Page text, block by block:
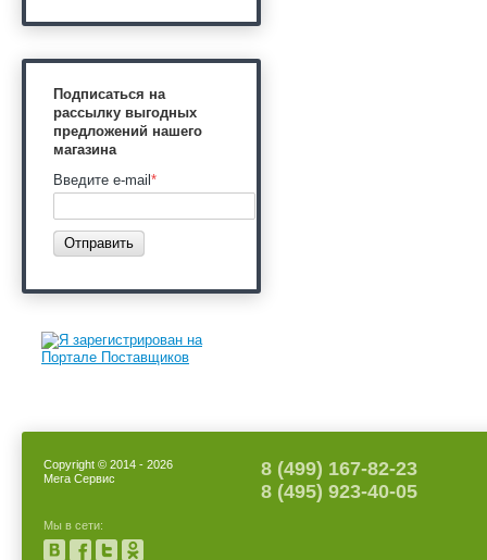
Подписаться на
рассылку выгодных
предложений нашего
магазина
Введите e-mail *
Отправить
Copyright © 2014 - 2026
Мега Сервис
Мы в сети:
8 (499) 167-82-23
8 (495) 923-40-05